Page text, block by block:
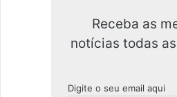
Receba as
notícias todas
Digite o seu email aqui